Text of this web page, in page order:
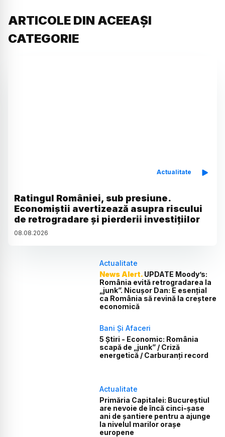
ARTICOLE DIN ACEEAȘI
CATEGORIE
Actualitate
Ratingul României, sub presiune.
Economiștii avertizează asupra riscului
de retrogradare și pierderii investițiilor
08.08.2026
Actualitate
News Alert. UPDATE Moody’s:
România evită retrogradarea la
„junk”. Nicușor Dan: E esențial
ca România să revină la creștere
economică
Bani Și Afaceri
5 Știri - Economic: România
scapă de „junk” / Criză
energetică / Carburanți record
Actualitate
Primăria Capitalei: Bucureștiul
are nevoie de încă cinci-șase
ani de șantiere pentru a ajunge
la nivelul marilor orașe
europene